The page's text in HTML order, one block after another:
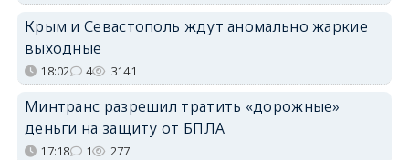
Крым и Севастополь ждут аномально жаркие
выходные
18:02 4 3141
Минтранс разрешил тратить «дорожные»
деньги на защиту от БПЛА
17:18 1 277